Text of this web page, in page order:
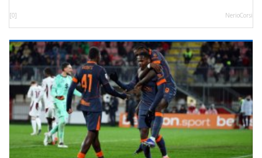
[0] NerioCorsi